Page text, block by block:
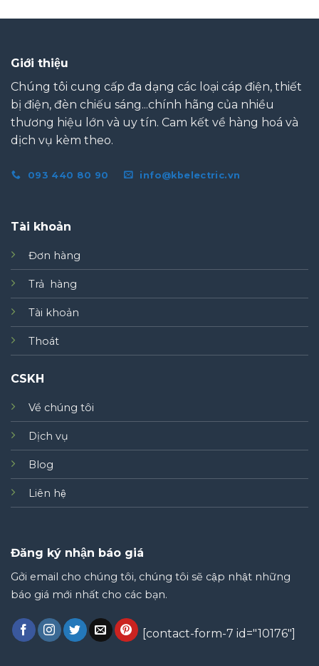
Giới thiệu
Chúng tôi cung cấp đa dạng các loại cáp điện, thiết
bị điện, đèn chiếu sáng...chính hãng của nhiều
thương hiệu lớn và uy tín. Cam kết về hàng hoá và
dịch vụ kèm theo.
093 440 80 90 info@kbelectric.vn
Tài khoản
Đơn hàng
Trả hàng
Tài khoản
Thoát
CSKH
Về chúng tôi
Dịch vụ
Blog
Liên hệ
Đăng ký nhận báo giá
Gởi email cho chúng tôi, chúng tôi sẽ cập nhật những
báo giá mới nhất cho các bạn.
[contact-form-7 id="10176"]